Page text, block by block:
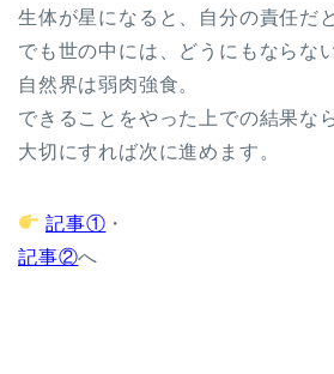
生体が星になると、自分の責任だ
でも世の中には、どうにもならな
自然界は弱肉強食。
できることをやった上での結果な
大切にすれば次に進めます。
記事① ・
記事②へ